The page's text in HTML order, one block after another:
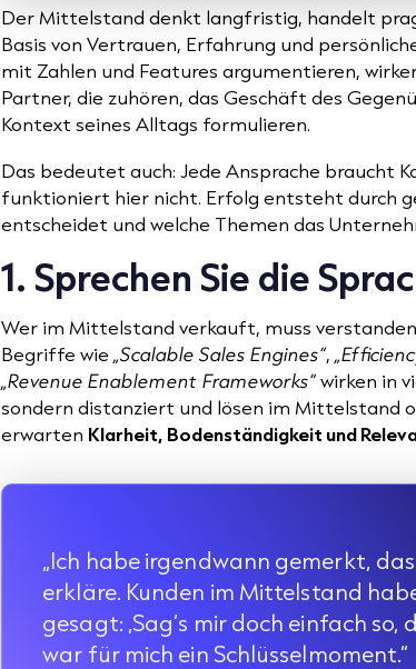
Der Mittelstand denkt langfristig, handelt
Basis von Vertrauen, Erfahrung und
mit Zahlen und Features argumentieren,
Partner, die zuhören, das Geschäft des
Kontext seines Alltags formulieren.
Das bedeutet auch: Jede Ansprache braucht
funktioniert hier nicht. Erfolg entsteht durch
entscheidet und welche Themen das
1. Sprechen Sie die
Wer im Mittelstand verkauft, muss
Begriffe wie„Scalable Sales Engines“,
„Revenue Enablement Frameworks“wirken in
sondern distanziert und lösen im Mittelstand
erwarten Klarheit, Bodenständigkeit und
„Ich habe irgendwann gemerkt,
erkläre. Kunden im Mittelstand
gesagt: ‚Sag’s mir doch einfach so,
war für mich ein Schlüsselmoment.“